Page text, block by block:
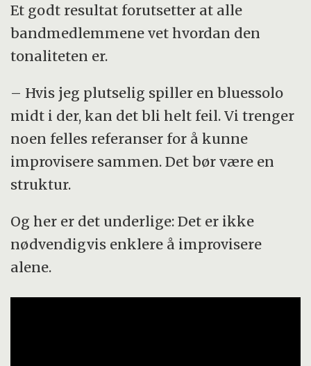
Et godt resultat forutsetter at alle
bandmedlemmene vet hvordan den
tonaliteten er.
– Hvis jeg plutselig spiller en bluessolo
midt i der, kan det bli helt feil. Vi trenger
noen felles referanser for å kunne
improvisere sammen. Det bør være en
struktur.
Og her er det underlige: Det er ikke
nødvendigvis enklere å improvisere
alene.